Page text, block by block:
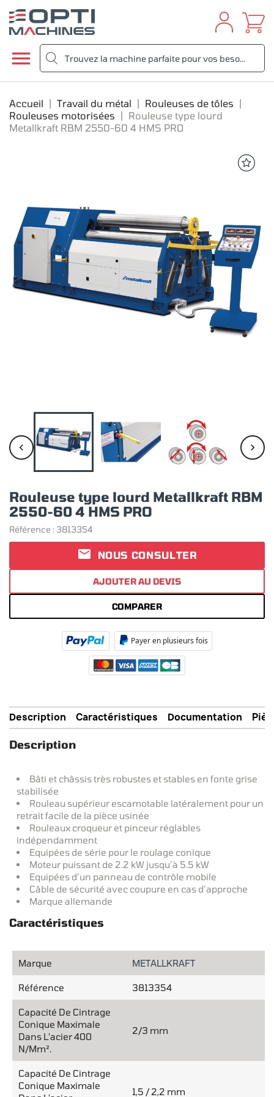

Accueil Travail du métal
Rouleuses de tôles
Rouleuses motorisées
Rouleuse type lourd
Metallkraft RBM 2550-60 4 HMS PRO
 
Rouleuse type lourd Metallkraft RBM
2550-60 4 HMS PRO
Référence : 3813354
 NOUS CONSULTER
AJOUTER AU DEVIS
COMPARER
Payer en plusieurs fois
Description Caractéristiques Documentation
Description
Bâti et châssis très robustes et stables en fonte grise
stabilisée
Rouleau supérieur escamotable latéralement pour un
retrait facile de la pièce usinée
Rouleaux croqueur et pinceur réglables
indépendamment
Equipées de série pour le roulage conique
Moteur puissant de 2.2 kW jusqu’à 5.5 kW
Equipées d’un panneau de contrôle mobile
Câble de sécurité avec coupure en cas d’approche
Marque allemande
Caractéristiques
Marque METALLKRAFT
Référence 3813354
Capacité De Cintrage
Conique Maximale
Dans L'acier 400
N/mm².
2/3 mm
Capacité De Cintrage
Conique Maximale
1,5 / 2,2 mm